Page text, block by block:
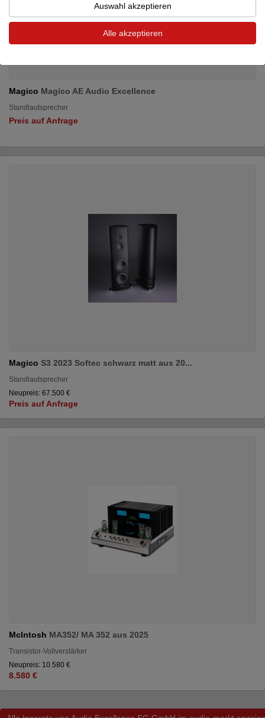
Magico Magico AE Audio Excellence
Standlautsprecher
Preis auf Anfrage
Magico S3 2023 Softec schwarz matt aus 20...
Standlautsprecher
Neupreis: 67.500 €
Preis auf Anfrage
McIntosh MA352/ MA 352 aus 2025
Transistor-Vollverstärker
Neupreis: 10.580 €
8.580 €
Auswahl akzeptieren
Alle akzeptieren